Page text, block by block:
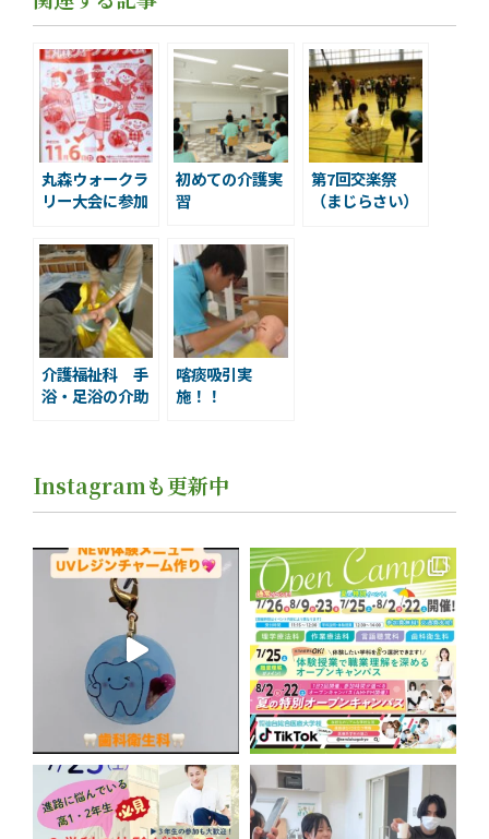
丸森ウォークラ
リー大会に参加
初めての介護実
習
第7回交楽祭
（まじらさい）
介護福祉科 手
浴・足浴の介助
喀痰吸引実
施！！
Instagramも更新中